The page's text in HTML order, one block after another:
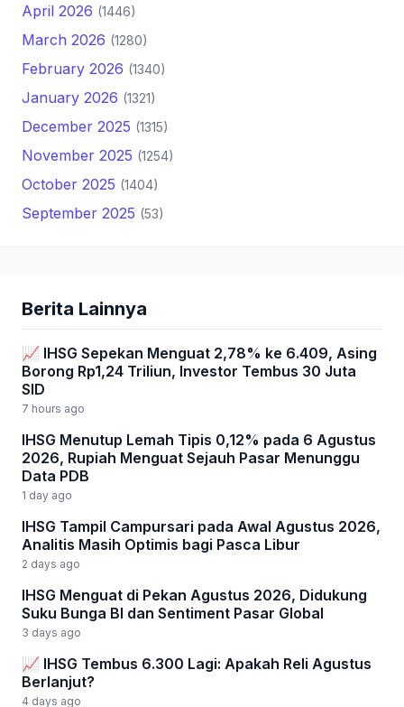
April 2026 (1446)
March 2026 (1280)
February 2026 (1340)
January 2026 (1321)
December 2025 (1315)
November 2025 (1254)
October 2025 (1404)
September 2025 (53)
Berita Lainnya
📈 IHSG Sepekan Menguat 2,78% ke 6.409, Asing
Borong Rp1,24 Triliun, Investor Tembus 30 Juta
SID
7 hours ago
IHSG Menutup Lemah Tipis 0,12% pada 6 Agustus
2026, Rupiah Menguat Sejauh Pasar Menunggu
Data PDB
1 day ago
IHSG Tampil Campursari pada Awal Agustus 2026,
Analitis Masih Optimis bagi Pasca Libur
2 days ago
IHSG Menguat di Pekan Agustus 2026, Didukung
Suku Bunga BI dan Sentiment Pasar Global
3 days ago
📈 IHSG Tembus 6.300 Lagi: Apakah Reli Agustus
Berlanjut?
4 days ago